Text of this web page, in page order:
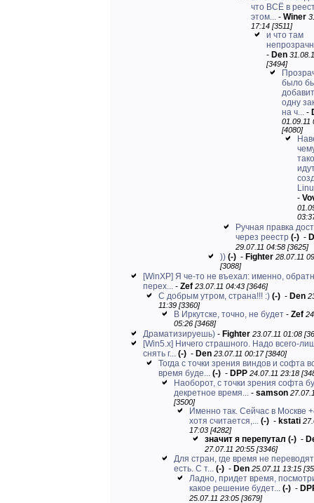
что ВСЁ в
этом... - Winer
17:14 [3511]
и что там
- Den
[3494]
было
одну
на ч... -
01.09.11
[4080]
-
Ручная правка
через реестр (-) -
29.07.11 04:58 [3625]
)) (-) - Fighter 28.07.11
[3088]
[WinXP] Я че-то не въехал: именно,
перех... - Zef 23.07.11 04:43 [3646]
С добрым утром, страна!!! :) (-) - Den
11:39 [3360]
В Иркутске, точно, не будет - Zef
05:26 [3468]
Драматизируешь) - Fighter 23.07.11 01:08
[Win5.x] Ничего страшного. Надо всего-
снять г... (-) - Den 23.07.11 00:17 [3840]
Тогда с точки зрения виндов и софта
время буде... (-) - DPP 24.07.11 23:18
Наоборот, с точки зрения софта
декретное время... - samson
[3500]
Именно так. Сейчас в Москве
хотя считается,... (-) - kstati
17:03 [4282]
значит я перепутал (-) -
27.07.11 20:55 [3346]
Для стран, где время не
есть. С т... (-) - Den 25.07.11 13:15
Ладно, придет время,
какое решение будет... (-) -
25.07.11 23:05 [3679]